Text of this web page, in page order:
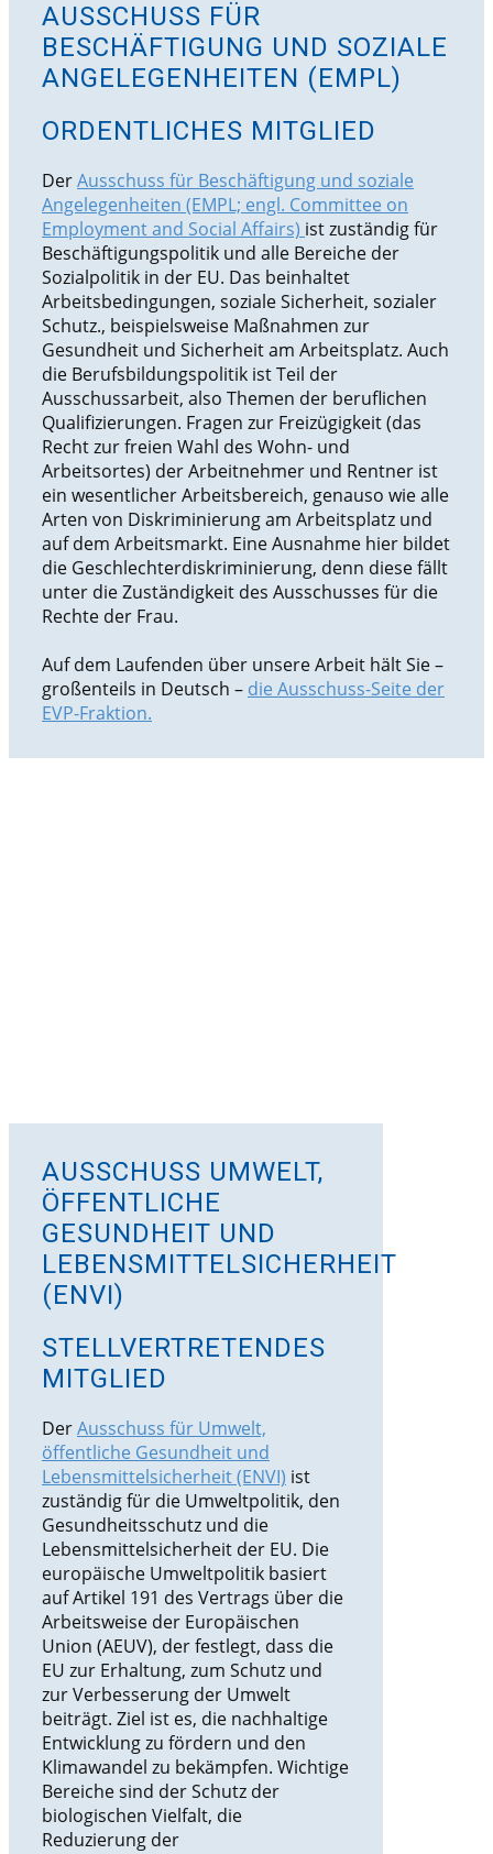
AUSSCHUSS FÜR
BESCHÄFTIGUNG UND SOZIALE
ANGELEGENHEITEN (EMPL)
ORDENTLICHES MITGLIED
DerAusschuss für Beschäftigung und soziale
Angelegenheiten (EMPL; engl. Committee on
Employment and Social Affairs) ist zuständig für
Beschäftigungspolitik und alle Bereiche der
Sozialpolitik in der EU. Das beinhaltet
Arbeitsbedingungen, soziale Sicherheit, sozialer
Schutz., beispielsweise Maßnahmen zur
Gesundheit und Sicherheit am Arbeitsplatz. Auch
die Berufsbildungspolitik ist Teil der
Ausschussarbeit, also Themen der beruflichen
Qualifizierungen. Fragen zur Freizügigkeit (das
Recht zur freien Wahl des Wohn- und
Arbeitsortes) der Arbeitnehmer und Rentner ist
ein wesentlicher Arbeitsbereich, genauso wie alle
Arten von Diskriminierung am Arbeitsplatz und
auf dem Arbeitsmarkt. Eine Ausnahme hier bildet
die Geschlechterdiskriminierung, denn diese fällt
unter die Zuständigkeit des Ausschusses für die
Rechte der Frau.
Auf dem Laufenden über unsere Arbeit hält Sie –
großenteils in Deutsch – die Ausschuss-Seite der
EVP-Fraktion.
AUSSCHUSS UMWELT,
ÖFFENTLICHE
GESUNDHEIT UND
LEBENSMITTELSICHERHEIT
(ENVI)
STELLVERTRETENDES
MITGLIED
DerAusschuss für Umwelt,
öffentliche Gesundheit und
Lebensmittelsicherheit (ENVI) ist
zuständig für die Umweltpolitik, den
Gesundheitsschutz und die
Lebensmittelsicherheit der EU. Die
europäische Umweltpolitik basiert
auf Artikel 191 des Vertrags über die
Arbeitsweise der Europäischen
Union (AEUV), der festlegt, dass die
EU zur Erhaltung, zum Schutz und
zur Verbesserung der Umwelt
beiträgt. Ziel ist es, die nachhaltige
Entwicklung zu fördern und den
Klimawandel zu bekämpfen. Wichtige
Bereiche sind der Schutz der
biologischen Vielfalt, die
Reduzierung der